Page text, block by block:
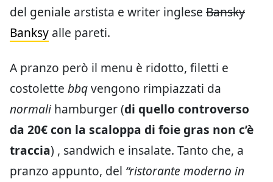
del geniale arstista e writer inglese Bansky
Banksy alle pareti.
A pranzo però il menu è ridotto, filetti e
costolette bbqvengono rimpiazzati da
normali hamburger (di quello controverso
da 20€ con la scaloppa di foie gras non c’è
traccia) , sandwich e insalate. Tanto che, a
pranzo appunto, del “ristorante moderno in